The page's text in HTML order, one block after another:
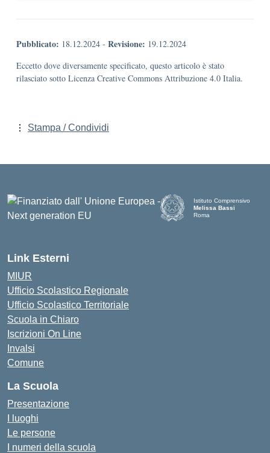
Pubblicato: 18.12.2024 - Revisione: 19.12.2024
Eccetto dove diversamente specificato, questo articolo è stato
rilasciato sotto Licenza Creative Commons Attribuzione 4.0 Italia.
Stampa / Condividi
Istituto Comprensivo
Melissa Bassi
Roma
Link Esterni
MIUR
Ufficio Scolastico Regionale
Ufficio Scolastico Territoriale
Scuola in Chiaro
Iscrizioni On Line
Invalsi
Comune
La Scuola
Presentazione
I luoghi
Le persone
I numeri della scuola